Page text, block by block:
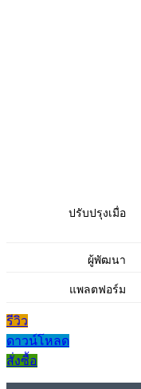
ปรับปรุงเมื่อ
ผู้พัฒนา
แพลตฟอร์ม
รีวิว
ดาวน์โหลด
สั่งซื้อ